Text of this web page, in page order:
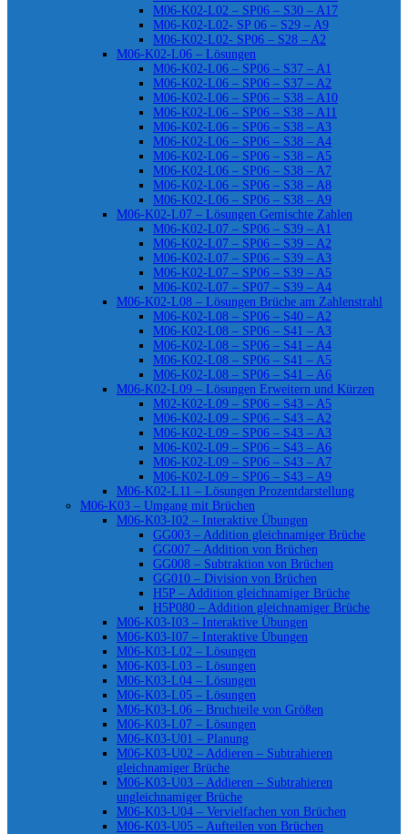
M06-K02-L02 – SP06 – S30 – A17
M06-K02-L02- SP 06 – S29 – A9
M06-K02-L02- SP06 – S28 – A2
M06-K02-L06 – Lösungen
M06-K02-L06 – SP06 – S37 – A1
M06-K02-L06 – SP06 – S37 – A2
M06-K02-L06 – SP06 – S38 – A10
M06-K02-L06 – SP06 – S38 – A11
M06-K02-L06 – SP06 – S38 – A3
M06-K02-L06 – SP06 – S38 – A4
M06-K02-L06 – SP06 – S38 – A5
M06-K02-L06 – SP06 – S38 – A7
M06-K02-L06 – SP06 – S38 – A8
M06-K02-L06 – SP06 – S38 – A9
M06-K02-L07 – Lösungen Gemischte Zahlen
M06-K02-L07 – SP06 – S39 – A1
M06-K02-L07 – SP06 – S39 – A2
M06-K02-L07 – SP06 – S39 – A3
M06-K02-L07 – SP06 – S39 – A5
M06-K02-L07 – SP07 – S39 – A4
M06-K02-L08 – Lösungen Brüche am Zahlenstrahl
M06-K02-L08 – SP06 – S40 – A2
M06-K02-L08 – SP06 – S41 – A3
M06-K02-L08 – SP06 – S41 – A4
M06-K02-L08 – SP06 – S41 – A5
M06-K02-L08 – SP06 – S41 – A6
M06-K02-L09 – Lösungen Erweitern und Kürzen
M02-K02-L09 – SP06 – S43 – A5
M06-K02-L09 – SP06 – S43 – A2
M06-K02-L09 – SP06 – S43 – A3
M06-K02-L09 – SP06 – S43 – A6
M06-K02-L09 – SP06 – S43 – A7
M06-K02-L09 – SP06 – S43 – A9
M06-K02-L11 – Lösungen Prozentdarstellung
M06-K03 – Umgang mit Brüchen
M06-K03-I02 – Interaktive Übungen
GG003 – Addition gleichnamiger Brüche
GG007 – Addition von Brüchen
GG008 – Subtraktion von Brüchen
GG010 – Division von Brüchen
H5P – Addition gleichnamiger Brüche
H5P080 – Addition gleichnamiger Brüche
M06-K03-I03 – Interaktive Übungen
M06-K03-I07 – Interaktive Übungen
M06-K03-L02 – Lösungen
M06-K03-L03 – Lösungen
M06-K03-L04 – Lösungen
M06-K03-L05 – Lösungen
M06-K03-L06 – Bruchteile von Größen
M06-K03-L07 – Lösungen
M06-K03-U01 – Planung
M06-K03-U02 – Addieren – Subtrahieren
gleichnamiger Brüche
M06-K03-U03 – Addieren – Subtrahieren
ungleichnamiger Brüche
M06-K03-U04 – Vervielfachen von Brüchen
M06-K03-U05 – Aufteilen von Brüchen